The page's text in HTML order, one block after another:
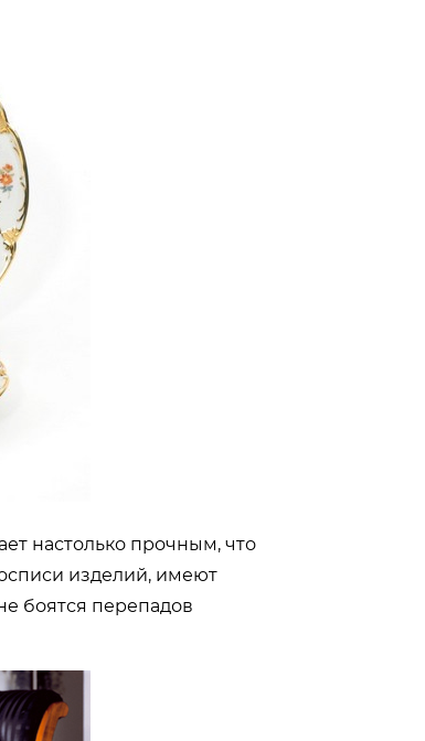
настолько прочным, что
изделий, имеют
боятся перепадов